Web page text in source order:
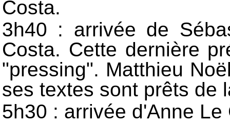
Costa.
3h40 : arrivée de
Costa. Cette dernière
"pressing". Matthieu
ses textes sont prêts de
5h30 : arrivée d'Anne